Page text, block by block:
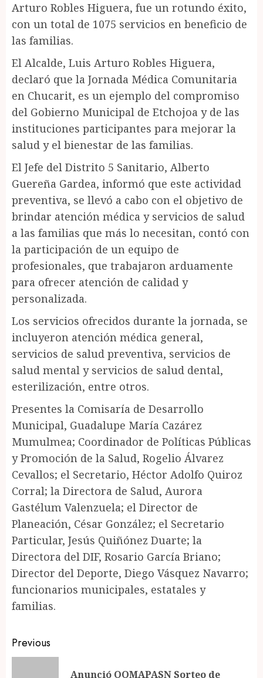
Arturo Robles Higuera, fue un rotundo éxito,
con un total de 1075 servicios en beneficio de
las familias.
El Alcalde, Luis Arturo Robles Higuera,
declaró que la Jornada Médica Comunitaria
en Chucarit, es un ejemplo del compromiso
del Gobierno Municipal de Etchojoa y de las
instituciones participantes para mejorar la
salud y el bienestar de las familias.
El Jefe del Distrito 5 Sanitario, Alberto
Guereña Gardea, informó que este actividad
preventiva, se llevó a cabo con el objetivo de
brindar atención médica y servicios de salud
a las familias que más lo necesitan, contó con
la participación de un equipo de
profesionales, que trabajaron arduamente
para ofrecer atención de calidad y
personalizada.
Los servicios ofrecidos durante la jornada, se
incluyeron atención médica general,
servicios de salud preventiva, servicios de
salud mental y servicios de salud dental,
esterilización, entre otros.
Presentes la Comisaría de Desarrollo
Municipal, Guadalupe María Cazárez
Mumulmea; Coordinador de Políticas Públicas
y Promoción de la Salud, Rogelio Álvarez
Cevallos; el Secretario, Héctor Adolfo Quiroz
Corral; la Directora de Salud, Aurora
Gastélum Valenzuela; el Director de
Planeación, César González; el Secretario
Particular, Jesús Quiñónez Duarte; la
Directora del DIF, Rosario García Briano;
Director del Deporte, Diego Vásquez Navarro;
funcionarios municipales, estatales y
familias.
Post
navigation
Previous
Anunció OOMAPASN Sorteo de